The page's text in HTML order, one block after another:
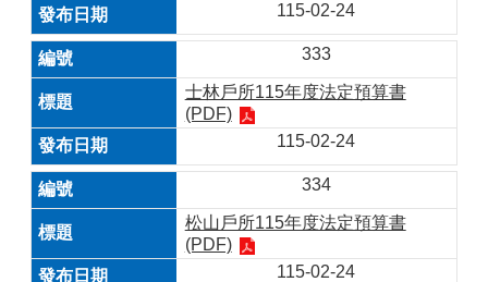
115-02-24
333
士林戶所115年度法定預算書
(PDF)
115-02-24
334
松山戶所115年度法定預算書
(PDF)
115-02-24